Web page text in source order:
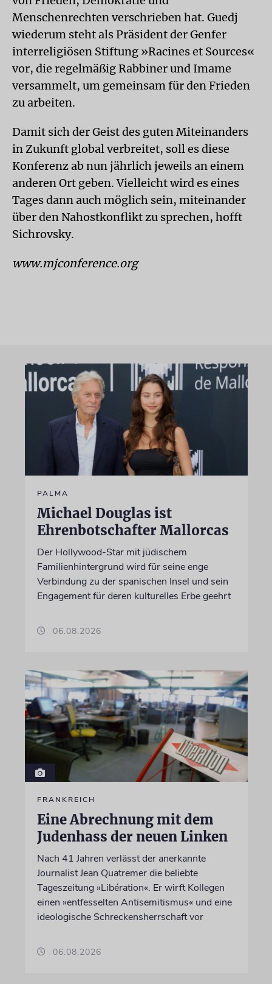
Menschenrechten verschrieben hat. Guedj
wiederum steht als Präsident der Genfer
interreligiösen Stiftung »Racines et Sources«
vor, die regelmäßig Rabbiner und Imame
versammelt, um gemeinsam für den Frieden
zu arbeiten.
Damit sich der Geist des guten Miteinanders
in Zukunft global verbreitet, soll es diese
Konferenz ab nun jährlich jeweils an einem
anderen Ort geben. Vielleicht wird es eines
Tages dann auch möglich sein, miteinander
über den Nahostkonflikt zu sprechen, hofft
Sichrovsky.
www.mjconference.org
PALMA
Michael Douglas ist
Ehrenbotschafter Mallorcas
Der Hollywood-Star mit jüdischem
Familienhintergrund wird für seine enge
Verbindung zu der spanischen Insel und sein
Engagement für deren kulturelles Erbe geehrt
06.08.2026
FRANKREICH
Eine Abrechnung mit dem
Judenhass der neuen Linken
Nach 41 Jahren verlässt der anerkannte
Journalist Jean Quatremer die beliebte
Tageszeitung »Libération«. Er wirft Kollegen
einen »entfesselten Antisemitismus« und eine
ideologische Schreckensherrschaft vor
06.08.2026